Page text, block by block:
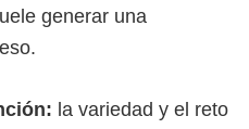
generar una
la variedad y el reto